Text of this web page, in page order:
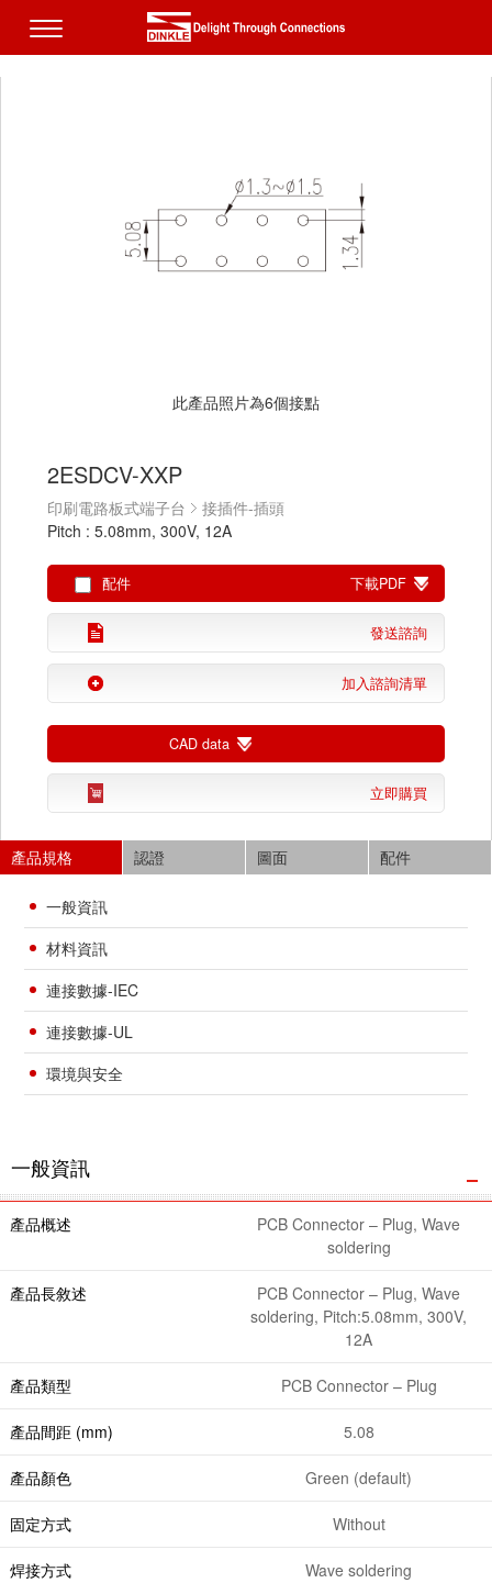
此產品照片為6個接點
2ESDCV-XXP
印刷電路板式端子台
接插件-插頭
Pitch : 5.08mm, 300V, 12A
配件 下載PDF
發送諮詢
加入諮詢清單
CAD data
立即購買
產品規格 認證 圖面 配件
一般資訊
材料資訊
連接數據-IEC
連接數據-UL
環境與安全
一般資訊
產品概述
PCB Connector – Plug, Wave
soldering
產品長敘述
PCB Connector – Plug, Wave
soldering, Pitch:5.08mm, 300V,
12A
產品類型 PCB Connector – Plug
產品間距 (mm) 5.08
產品顏色 Green (default)
固定方式 Without
焊接方式 Wave soldering